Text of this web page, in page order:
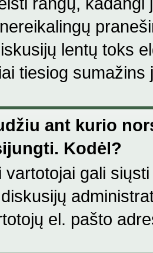
lentų toks
tiesiog
ant kurio
Kodėl?
vartotojai gali
el. pašto